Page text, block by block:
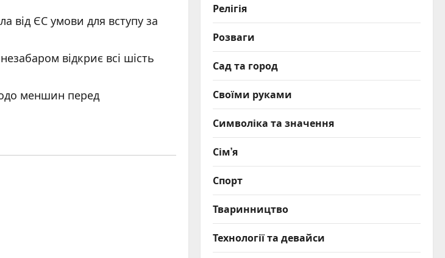
від ЄС умови для вступу за
відкриє всі шість
меншин перед
Релігія
Розваги
Сад та город
Своїми руками
Символіка та значення
Сім’я
Спорт
Тваринництво
Технології та девайси